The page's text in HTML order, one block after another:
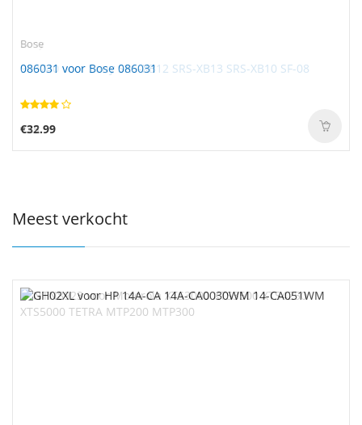
Bose
086031 voor Bose 086031
€32.99
Meest verkocht